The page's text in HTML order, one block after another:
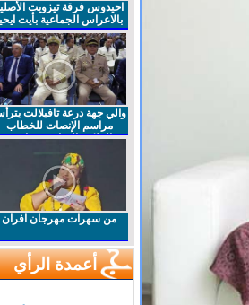
احيدوس فرقة تيزويت الأصلية
بالاعراس الجماعية بأيت ايحيا
والي جهة درعة تافيلالت يترأس
مراسم الإنصات للخطاب
الملكي السامي بمناسبة
من سهرات مهرجان افران
أعمدة الرأي